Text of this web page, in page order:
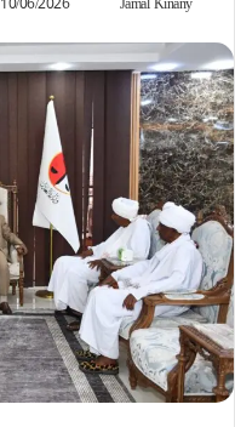
س
ا
إ
ل
ك
ت
ر
و